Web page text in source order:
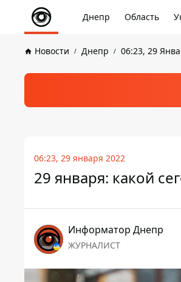
Днепр Область
Новости Днепр 06:23, 29
06:23, 29 января 2022
29 января: какой
Информатор Днепр
ЖУРНАЛИСТ